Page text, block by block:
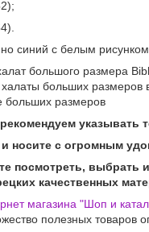
синий с белым
большого размера
больших размеров
больших размеров
указывать
носите с огромным
посмотреть, выбрать и
качественных
магазина "Шоп и
полезных товаров